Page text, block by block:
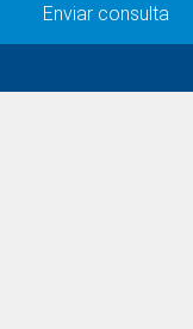
Enviar consulta